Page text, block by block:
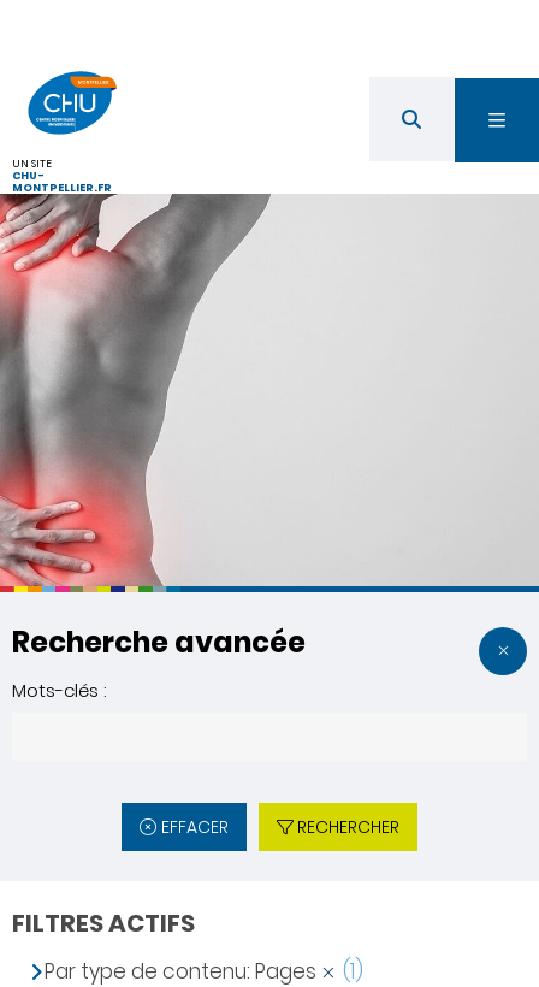
UN SITE
CHU-
MONTPELLIER.FR
Recherche avancée
Mots-clés :
EFFACER RECHERCHER
FILTRES ACTIFS
Par type de contenu: Pages
(1)